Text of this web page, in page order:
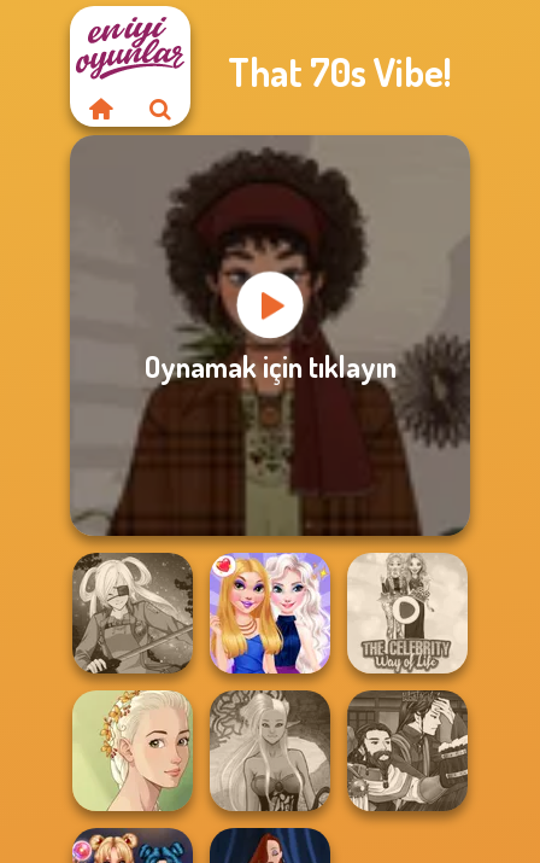
That 70s Vibe!
Oynamak için tıklayın
SNK Cosplayer BFFs Night Out
The Celebrity Way
Of Life